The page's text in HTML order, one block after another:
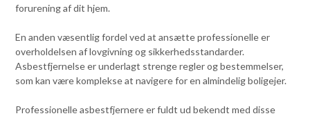
forurening af dit hjem.
En anden væsentlig fordel ved at ansætte professionelle er
overholdelsen af lovgivning og sikkerhedsstandarder.
Asbestfjernelse er underlagt strenge regler og bestemmelser,
som kan være komplekse at navigere for en almindelig boligejer.
Professionelle asbestfjernere er fuldt ud bekendt med disse